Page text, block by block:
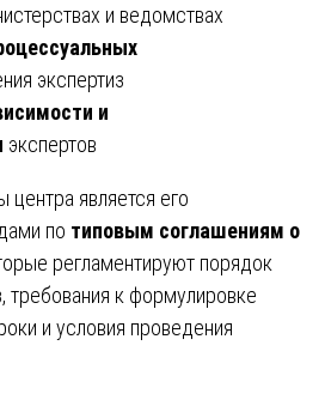
и ведомствах
экспертиз
и
экспертов
является его
по типовым соглашениям о
регламентируют порядок
требования к формулировке
и условия проведения